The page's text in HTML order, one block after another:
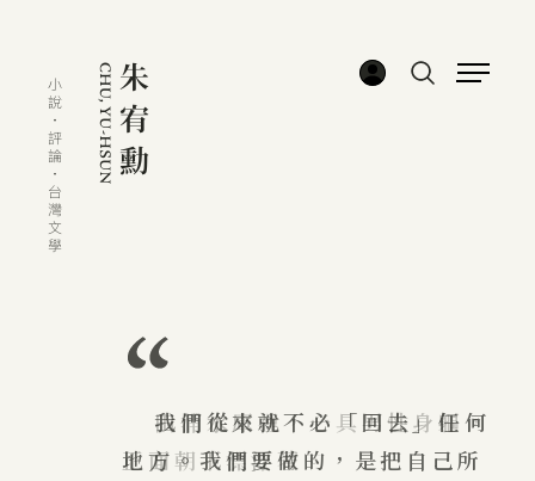
田浦水庫裡，一具男性身軀，
正面朝下漂浮著。
我們從來就不必「回去」任何
地方。我們要做的，是把自己所